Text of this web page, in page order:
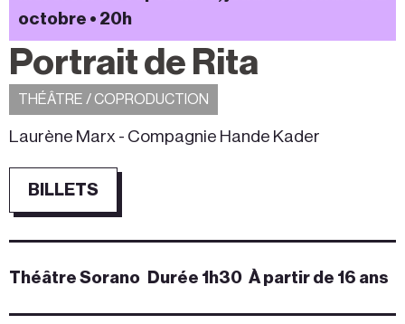
octobre • 20h
Portrait de Rita
THÉÂTRE / COPRODUCTION
Laurène Marx - Compagnie Hande Kader
BILLETS
Théâtre Sorano Durée 1h30 À partir de 16 ans